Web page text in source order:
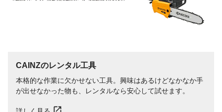
CAINZのレンタル工具
本格的な作業に欠かせない工具。興味はあるけどなかなか手
が出せなかった物も、レンタルなら安心して試せます。